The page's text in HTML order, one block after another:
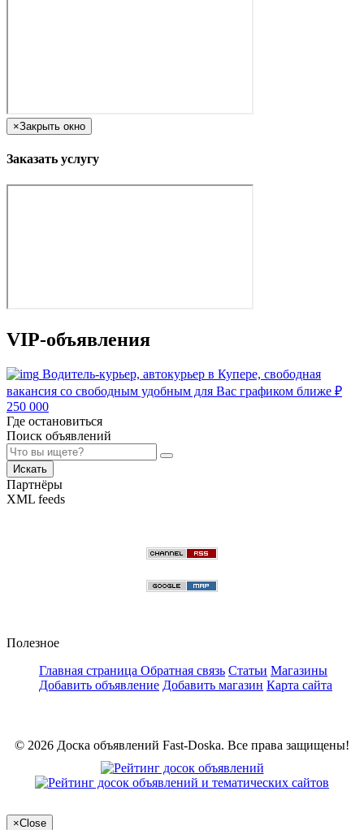
×Закрыть окно
Заказать услугу
VIP-объявления
Водитель-курьер, автокурьер в Купере, свободная
вакансия со свободным удобным для Вас графиком ближе ₽
250 000
Где остановиться
Поиск объявлений
Искать
Партнёры
XML feeds
Полезное
Главная страница Обратная связь Статьи Магазины
Добавить объявление Добавить магазин Карта сайта
© 2026 Доска объявлений Fast-Doska. Все права защищены!
×Close